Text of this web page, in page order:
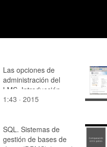
Las opciones de
administración del
LMS. Introducción
1:43 · 2015
SQL. Sistemas de
gestión de bases de